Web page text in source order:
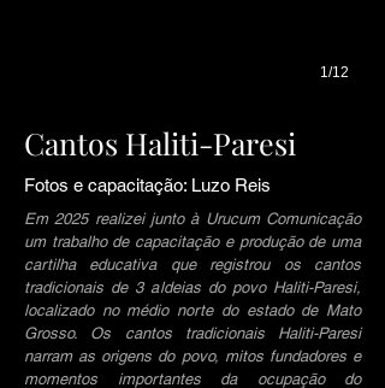
1/12
Cantos Haliti-Paresi
Fotos e capacitação: Luzo Reis
Em 2025 realizei junto à Urucum Comunicação
um trabalho de capacitação e produção de uma
cartilha educativa que registrou os cantos
tradicionais de 3 aldeias do povo Haliti-Paresi,
localizado no médio norte do estado de Mato
Grosso. Os cantos tradicionais Haliti-Paresi
narram as origens do povo, mitos fundadores e
momentos importantes da ocupação do